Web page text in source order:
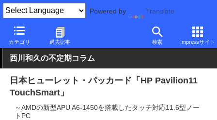
Powered by Translate
カテゴリ 過去記事 検索 Impressサイト
PC Watch パソコン/タブレット/スマートフォン モバイルノート
西川和久の不定期コラム
日本ヒューレット・パッカード「HP Pavilion11
TouchSmart」
～AMDの新型APU A6-1450を搭載したタッチ対応11.6型ノー
トPC